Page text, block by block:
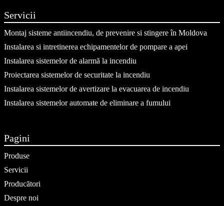
Servicii
Montaj sisteme antiincendiu, de prevenire si stingere în Moldova
Instalarea si intretinerea echipamentelor de pompare a apei
Instalarea sistemelor de alarmă la incendiu
Proiectarea sistemelor de securitate la incendiu
Instalarea sistemelor de avertizare la evacuarea de incendiu
Instalarea sistemelor automate de eliminare a fumului
Pagini
Produse
Servicii
Producători
Despre noi